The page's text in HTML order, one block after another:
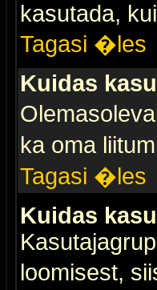
kasutada,
Tagasi �les
Kuidas
ka oma
Tagasi �les
Kuidas
loomisest,